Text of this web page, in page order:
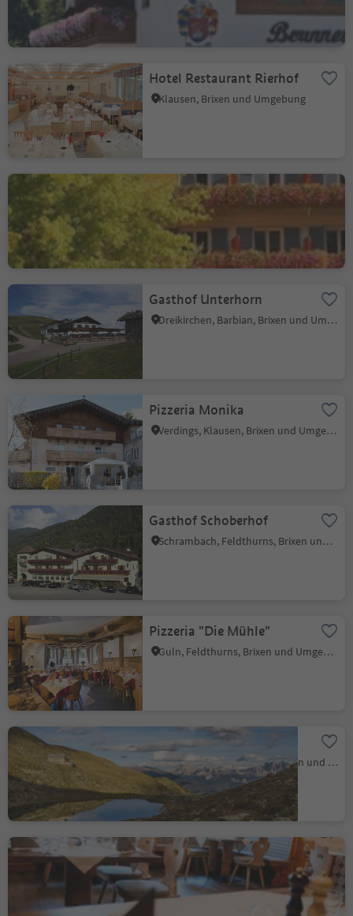
Hotel Restaurant Rierhof
Klausen, Brixen und Umgebung
Hotel Sylvanerhof
Klausen, Brixen und Umgebung
Gasthof Unterhorn
Dreikirchen, Barbian, Brixen und Umgebung
Pizzeria Monika
Verdings, Klausen, Brixen und Umgebung
Gasthof Schoberhof
Schrambach, Feldthurns, Brixen und Umgebung
Pizzeria "Die Mühle"
Guln, Feldthurns, Brixen und Umgebung
Schutzhaus Radlsee
Schnauders, Feldthurns, Brixen und Umgebung
Gasthof Rösslwirt
Barbian, Brixen und Umgebung